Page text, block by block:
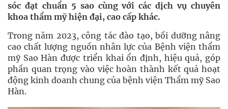
sóc đạt chuẩn 5 sao cùng với các dịch vụ chuyên
khoa thẩm mỹ hiện đại, cao cấp khác.
Trong năm 2023, công tác đào tạo, bồi dưỡng nâng
cao chất lượng nguồn nhân lực của Bệnh viện thẩm
mỹ Sao Hàn được triển khai ổn định, hiệu quả, góp
phần quan trọng vào việc hoàn thành kết quả hoạt
động kinh doanh chung của bệnh viện Thẩm mỹ Sao
Hàn.